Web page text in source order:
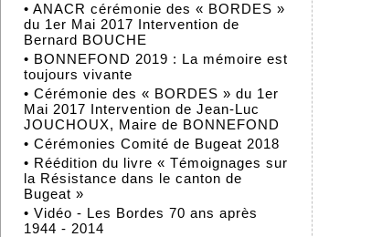
• ANACR cérémonie des « BORDES »
du 1er Mai 2017 Intervention de
Bernard BOUCHE
• BONNEFOND 2019 : La mémoire est
toujours vivante
• Cérémonie des « BORDES » du 1er
Mai 2017 Intervention de Jean-Luc
JOUCHOUX, Maire de BONNEFOND
• Cérémonies Comité de Bugeat 2018
• Réédition du livre « Témoignages sur
la Résistance dans le canton de
Bugeat »
• Vidéo - Les Bordes 70 ans après
1944 - 2014